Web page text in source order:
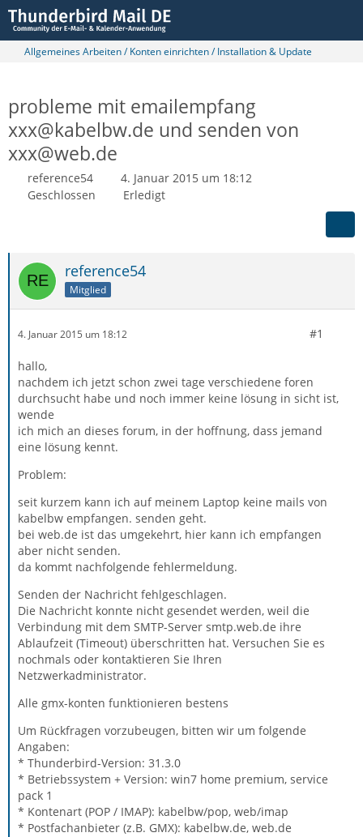
Allgemeines Arbeiten / Konten einrichten / Installation & Update
probleme mit emailempfang
xxx@kabelbw.de und senden von
xxx@web.de
reference54
4. Januar 2015 um 18:12
Geschlossen
Erledigt
reference54
Mitglied
4. Januar 2015 um 18:12 #1
hallo,
nachdem ich jetzt schon zwei tage verschiedene foren
durchsucht habe und noch immer keine lösung in sicht ist,
wende
ich mich an dieses forum, in der hoffnung, dass jemand
eine lösung kennt.
Problem:
seit kurzem kann ich auf meinem Laptop keine mails von
kabelbw empfangen. senden geht.
bei web.de ist das umgekehrt, hier kann ich empfangen
aber nicht senden.
da kommt nachfolgende fehlermeldung.
Senden der Nachricht fehlgeschlagen.
Die Nachricht konnte nicht gesendet werden, weil die
Verbindung mit dem SMTP-Server smtp.web.de ihre
Ablaufzeit (Timeout) überschritten hat. Versuchen Sie es
nochmals oder kontaktieren Sie Ihren
Netzwerkadministrator.
Alle gmx-konten funktionieren bestens
Um Rückfragen vorzubeugen, bitten wir um folgende
Angaben:
* Thunderbird-Version: 31.3.0
* Betriebssystem + Version: win7 home premium, service
pack 1
* Kontenart (POP / IMAP): kabelbw/pop, web/imap
* Postfachanbieter (z.B. GMX): kabelbw.de, web.de